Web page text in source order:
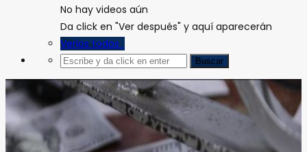
No hay videos aún
Da click en "Ver después" y aquí aparecerán
Verlos todos